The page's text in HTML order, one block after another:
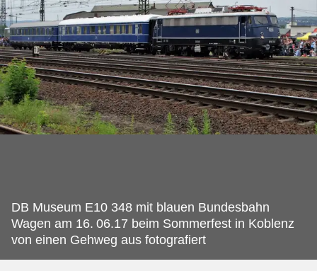
DB Museum E10 348 mit blauen Bundesbahn
Wagen am 16. 06.17 beim Sommerfest in Koblenz
von einen Gehweg aus fotografiert